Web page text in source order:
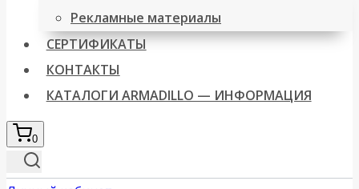
Рекламные материалы
СЕРТИФИКАТЫ
КОНТАКТЫ
КАТАЛОГИ ARMADILLO — ИНФОРМАЦИЯ
0